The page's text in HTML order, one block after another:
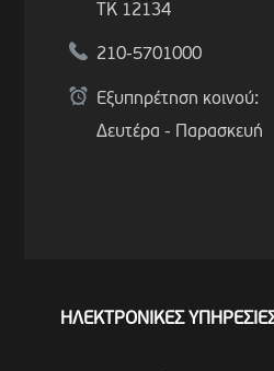
ΤΚ 12134
210-5701000
Εξυπηρέτηση κοινού:
Δευτέρα - Παρασκευή
ΗΛΕΚΤΡΟΝΙΚΕΣ